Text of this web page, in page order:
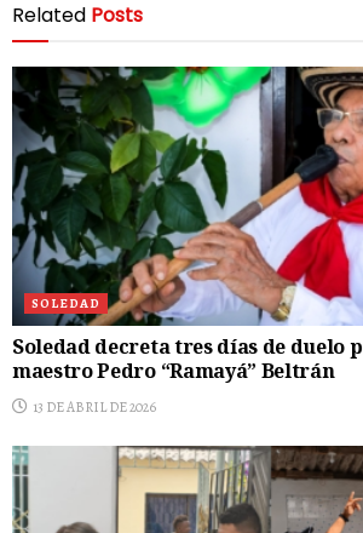
Related Posts
SOLEDAD
Soledad decreta tres días de duelo
maestro Pedro “Ramayá” Beltrán
13 DE ABRIL DE 2026